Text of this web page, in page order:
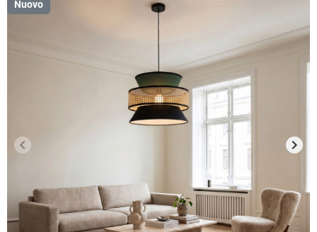
Nuovo
Precedente
keyboard_arrow_left keyboard_arrow_right